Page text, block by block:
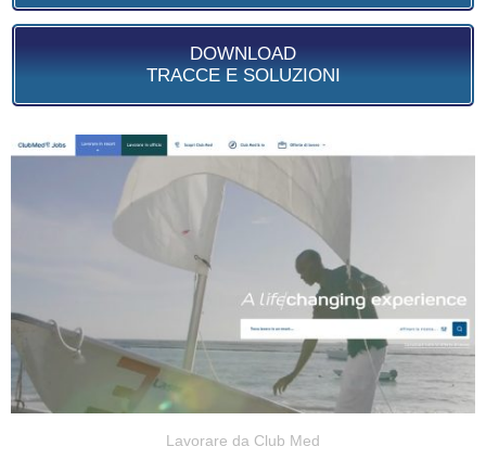
DOWNLOAD
TRACCE E SOLUZIONI
Lavorare da Club Med